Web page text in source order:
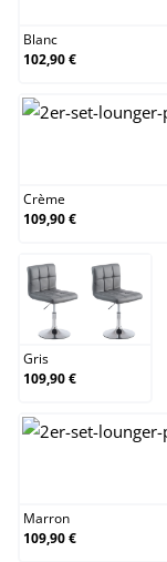
Blanc
102,90 €
Crème
109,90 €
Gris
Gris
109,90 €
Marron
109,90 €